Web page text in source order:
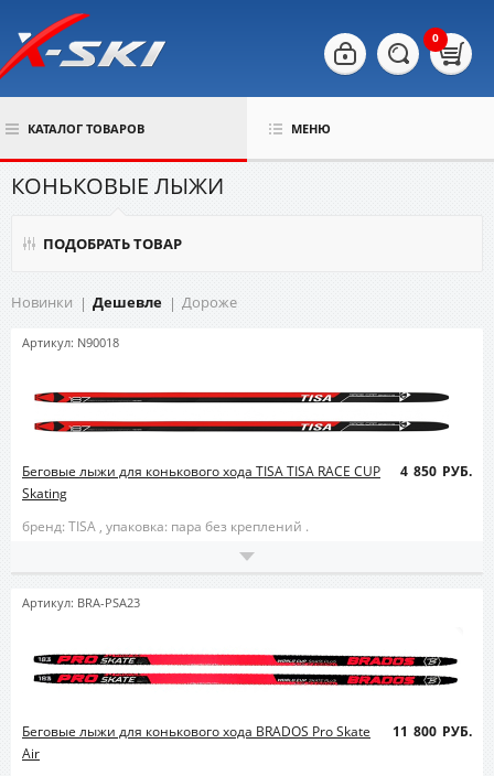
0
КАТАЛОГ ТОВАРОВ МЕНЮ
КОНЬКОВЫЕ ЛЫЖИ
ПОДОБРАТЬ ТОВАР
Новинки Дешевле Дороже
Артикул: N90018
4 850 РУБ.
Беговые лыжи для конькового хода TISA TISA RACE CUP
Skating
бренд: TISA , упаковка: пара без креплений .
Артикул: BRA-PSA23
11 800 РУБ.
Беговые лыжи для конькового хода BRADOS Pro Skate
Air